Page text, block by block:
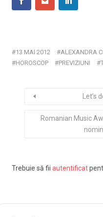
13 MAI 2012 ALEXANDRA
HOROSCOP
PREVIZIUNI
Let’s
Romanian Music
Trebuie să fii autentificat